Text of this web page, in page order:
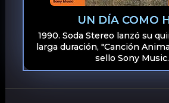
UN DÍA COMO
1990. Soda Stereo lanzó su
larga duración, "Canción
sello Sony Music.